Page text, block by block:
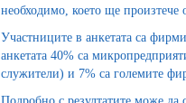
необходимо, което ще
Участниците в анкетата са
анкетата 40% са
служители) и 7% са големите